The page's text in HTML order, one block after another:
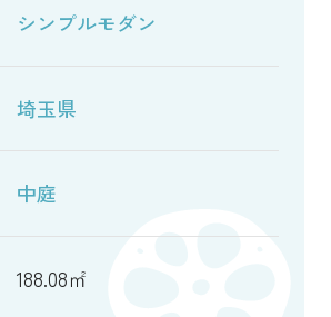
シンプルモダン
埼玉県
中庭
188.08㎡